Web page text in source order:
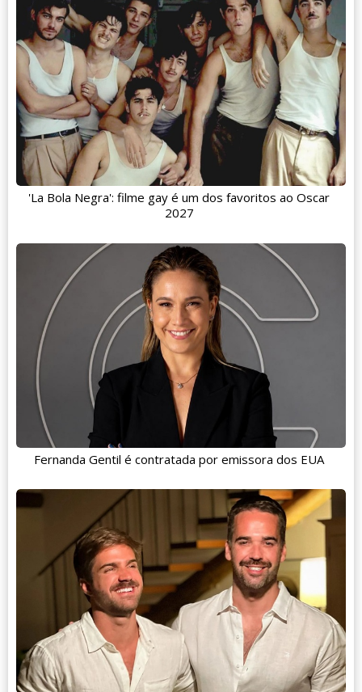
'La Bola Negra': filme gay é um dos favoritos ao Oscar
2027
Fernanda Gentil é contratada por emissora dos EUA